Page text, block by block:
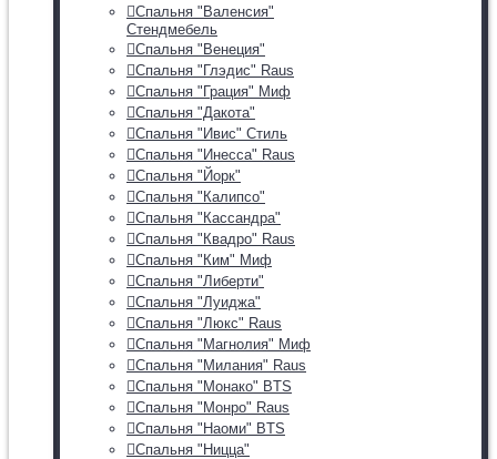
Спальня "Валенсия"
Стендмебель
Спальня "Венеция"
Спальня "Глэдис" Raus
Спальня "Грация" Миф
Спальня "Дакота"
Спальня "Ивис" Стиль
Спальня "Инесса" Raus
Спальня "Йорк"
Спальня "Калипсо"
Спальня "Кассандра"
Спальня "Квадро" Raus
Спальня "Ким" Миф
Спальня "Либерти"
Спальня "Луиджа"
Спальня "Люкс" Raus
Спальня "Магнолия" Миф
Спальня "Милания" Raus
Спальня "Монако" BTS
Спальня "Монро" Raus
Спальня "Наоми" BTS
Спальня "Ницца"